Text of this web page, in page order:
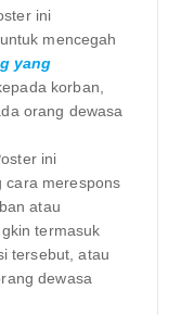
ini
mencegah
yang
korban,
orang dewasa
ini
cara merespons
atau
termasuk
tersebut, atau
dewasa